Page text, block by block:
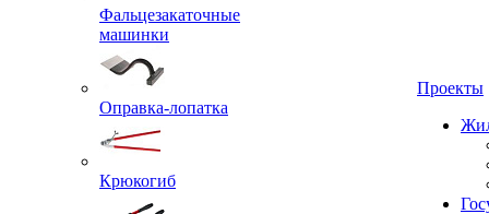
Фальцезакаточные
машинки
Оправка-лопатка
Крюкогиб
Проекты